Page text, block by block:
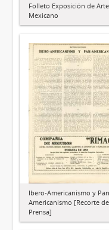
Folleto Exposición de Arte
Mexicano
Ibero-Americanismo y
Americanismo [Recorte de
Prensa]